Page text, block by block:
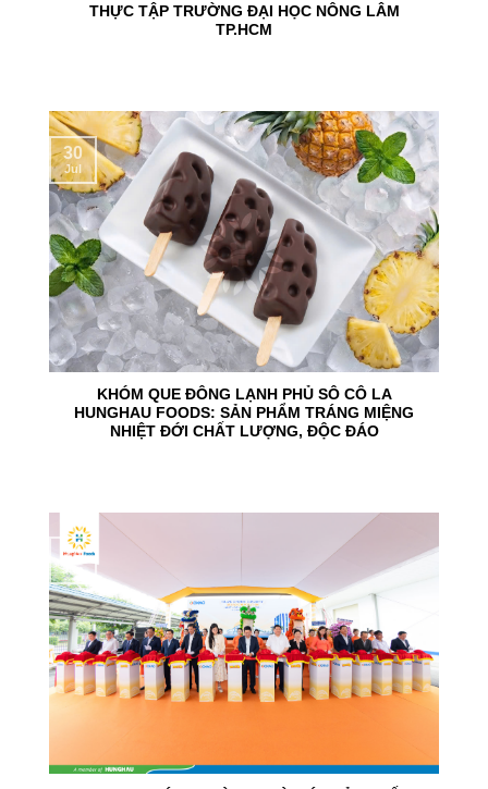
THỰC TẬP TRƯỜNG ĐẠI HỌC NÔNG LÂM
TP.HCM
KHÓM QUE ĐÔNG LẠNH PHỦ SÔ CÔ LA
HUNGHAU FOODS: SẢN PHẨM TRÁNG MIỆNG
NHIỆT ĐỚI CHẤT LƯỢNG, ĐỘC ĐÁO
30
Jul
24
Jun